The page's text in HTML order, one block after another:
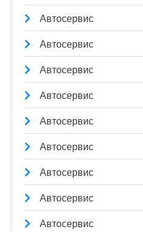
Автосервис
Автосервис
Автосервис
Автосервис
Автосервис
Автосервис
Автосервис
Автосервис
Автосервис